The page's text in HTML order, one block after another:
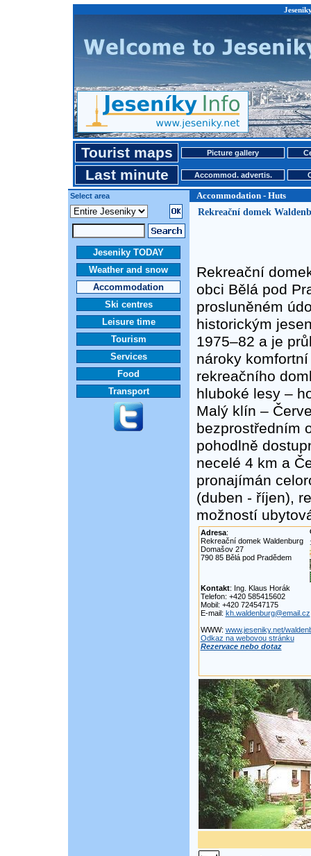
Tourist maps Picture gallery
Last minute Accommod. advertis.
Select area Accommodation - Huts
Jeseniky TODAY
Weather and snow
Accommodation
Ski centres
Leisure time
Tourism
Services
Food
Transport
Rekreační domek
Rekreační
obci Bělá pod
prosluněném
historickým
1975–82 a je
nároky
rekreačního
hluboké lesy –
Malý klín –
bezprostředním
pohodlně
necelé 4 km a
pronajímán
(duben - říjen),
možností
Adresa:
Rekreační domek Waldenburg
Domašov 27
790 85 Bělá pod Pradědem
Kontakt: Ing. Klaus Horák
Telefon: +420 585415602
Mobil: +420 724547175
E-mail: kh.waldenburg@email.cz
WWW: www.jeseniky.net/
Odkaz na webovou stránku
Rezervace nebo dotaz